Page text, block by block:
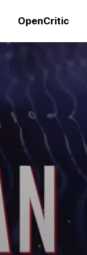
OpenCritic